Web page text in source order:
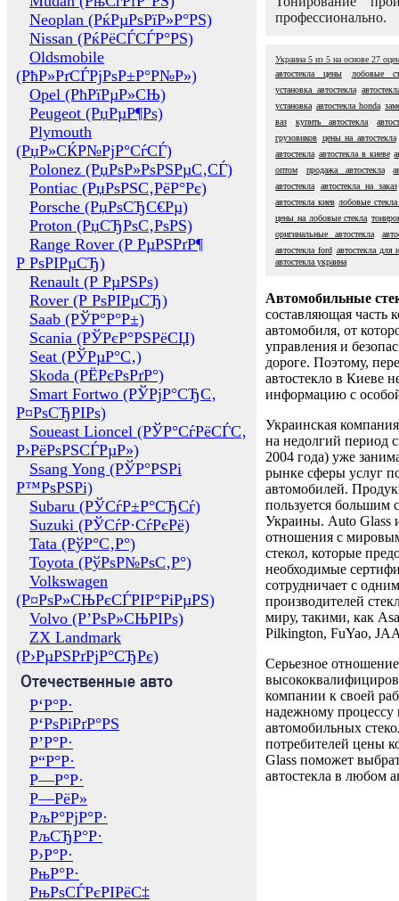
Neoplan (РќРµРѕРїР»Р°РЅ)
Nissan (РќРёСЃСЃР°РЅ)
Oldsmobile
(РћР»РґСЃРјРѕР±Р°Р№Р»)
Opel (РћРїРµР»СЊ)
Peugeot (РџРµР¶Рѕ)
Plymouth
(РџР»СЌР№РјР°СѓСЃ)
Polonez (РџРѕР»РѕРЅРµС‚СЃ)
Pontiac (РџРѕРЅС‚РёР°Рє)
Porsche (РџРѕСЂС€Рµ)
Proton (РџСЂРѕС‚РѕРЅ)
Range Rover (Р РµРЅРґР¶
Р РѕРІРµСЂ)
Renault (Р РµРЅРѕ)
Rover (Р РѕРІРµСЂ)
Saab (РЎР°Р°Р±)
Scania (РЎРєР°РЅРёСЏ)
Seat (РЎРµР°С‚)
Skoda (РЁРєРѕРґР°)
Smart Fortwo (РЎРјР°СЂС‚
Р¤РѕСЂРІРѕ)
Soueast Lioncel (РЎР°СѓРёСЃС‚
Р›РёРѕРЅСЃРµР»)
Ssang Yong (РЎР°РЅРі
Р™РѕРЅРі)
Subaru (РЎСѓР±Р°СЂСѓ)
Suzuki (РЎСѓР·СѓРєРё)
Tata (РўР°С‚Р°)
Toyota (РўРѕР№РѕС‚Р°)
Volkswagen
(Р¤РѕР»СЊРєСЃРІР°РіРµРЅ)
Volvo (Р’РѕР»СЊРІРѕ)
ZX Landmark
(Р›РµРЅРґРјР°СЂРє)
Отечественные авто
Р‘Р°Р·
Р‘РѕРіРґР°РЅ
Р’Р°Р·
Р“Р°Р·
Р—Р°Р·
Р—РёР»
РљР°РјР°Р·
РљСЂР°Р·
Р›Р°Р·
РњР°Р·
РњРѕСЃРєРІРёС‡
профессионально.
Украина 5 из 5 на основе 27
автостекла цены
лобовые
установка автостекла
установка автостекла honda
ваз
купить автостекла
грузовиков цены на автостекла
автостекла автостекла в киеве
оптом
продажа автостекла
автостекла
автостекла на заказ
автостекла киев лобовые
цены на лобовые стекла
оригинальные автостекла
автостекла ford автостекла для
автостекла украина
Автомобильные
составляющая часть
автомобиля, от
управления и
дороге. Поэтому,
автостекло в Киеве
информацию с
Украинская
на недолгий период
2004 года) уже
рынке сферы услуг
автомобилей.
пользуется большим
Украины. Auto Glass
отношения с
стекол, которые
необходимые
сотрудничает с
производителей
миру, такими, как
Pilkington, FuYao,
Серьезное отношение
компании к своей
надежному процессу
автомобильных
потребителей цены
Glass поможет
автостекла в любом